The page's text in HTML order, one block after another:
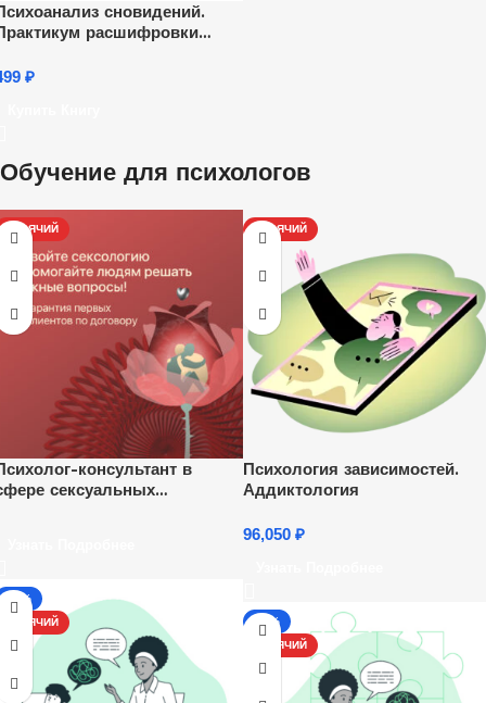
сновидений.
расшифровки
₽
Обучение для психологов
ГОРЯЧИЙ
консультант в
сексуальных
ГОРЯЧИЙ
Психология зависимостей.
Аддиктология
96,050 ₽
-17%
ГОРЯЧИЙ
-13%
ГОРЯЧИЙ